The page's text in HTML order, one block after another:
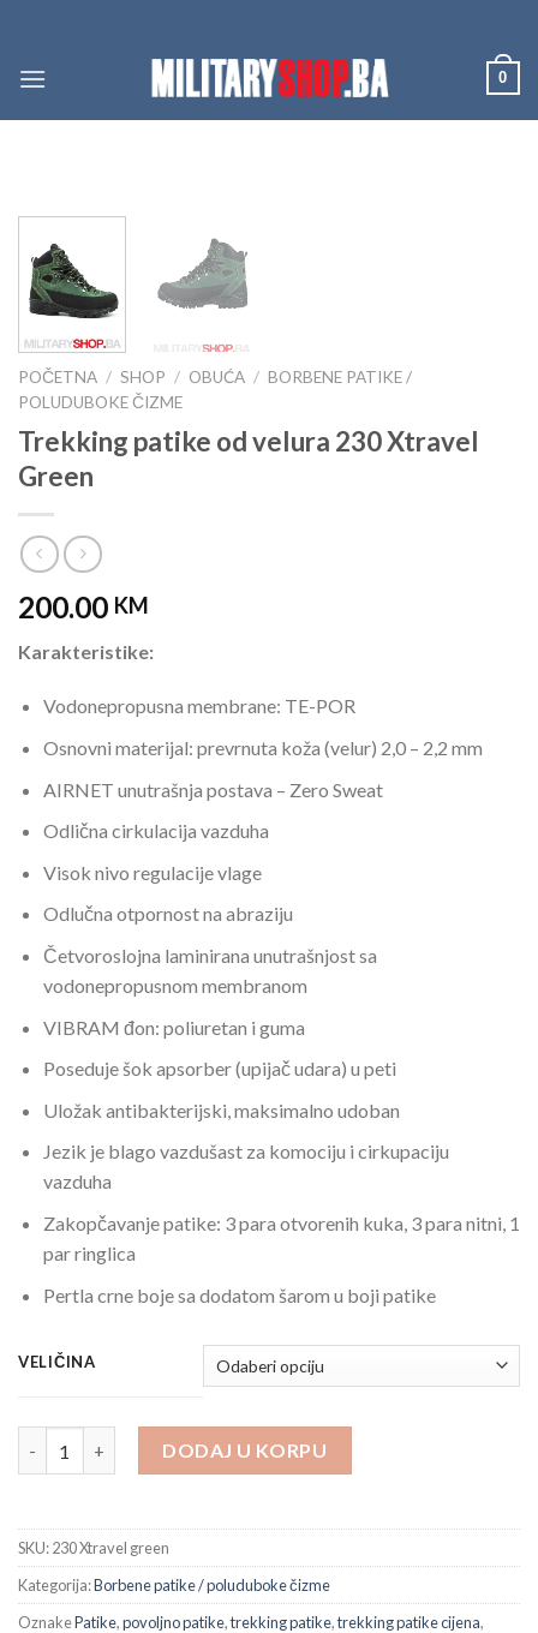
content
0
POČETNA / SHOP / OBUĆA / BORBENE PATIKE /
POLUDUBOKE ČIZME
Trekking patike od velura 230 Xtravel
Green
200.00 KM
Karakteristike:
Vodonepropusna membrane: TE-POR
Osnovni materijal: prevrnuta koža (velur) 2,0 – 2,2 mm
AIRNET unutrašnja postava – Zero Sweat
Odlična cirkulacija vazduha
Visok nivo regulacije vlage
Odlučna otpornost na abraziju
Četvoroslojna laminirana unutrašnjost sa
vodonepropusnom membranom
VIBRAM đon: poliuretan i guma
Poseduje šok apsorber (upijač udara) u peti
Uložak antibakterijski, maksimalno udoban
Jezik je blago vazdušast za komociju i cirkupaciju
vazduha
Zakopčavanje patike: 3 para otvorenih kuka, 3 para nitni, 1
par ringlica
Pertla crne boje sa dodatom šarom u boji patike
VELIČINA
DODAJ U KORPU
SKU:230 Xtravel green
Kategorija:Borbene patike / poluduboke čizme
OznakePatike,povoljno patike,trekking patike,trekking patike cijena,